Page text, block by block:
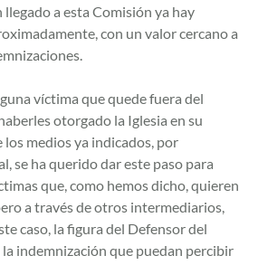
llegado a esta Comisión ya hay
con un valor cercano a
víctima que quede fuera del
otorgado la Iglesia en su
los medios ya indicados, por
se ha querido dar este paso para
que, como hemos dicho, quieren
a través de otros intermediarios,
caso, la figura del Defensor del
la indemnización que puedan percibir